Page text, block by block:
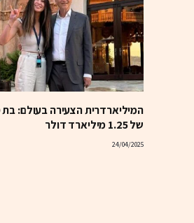
של 1.25 מיליארד דולר
24/04/2025